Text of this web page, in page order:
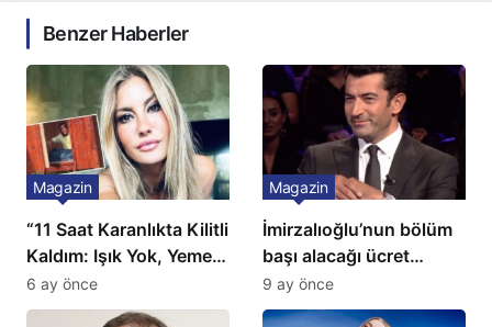
Benzer Haberler
“11 Saat Karanlıkta Kilitli
Kaldım: Işık Yok, Yemek
Yok, Tuvalet Yok!”
Çağla Şikel’den Şok
Magazin
6 ay önce
İmirzalıoğlu’nun bölüm
başı alacağı ücret
Türkiye’de bir ilk:
Gözünü 2 ilçeye dikti!
Magazin
9 ay önce